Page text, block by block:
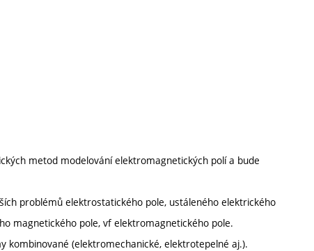
metod modelování elektromagnetických polí a bude
problémů elektrostatického pole, ustáleného elektrického
magnetického pole, vf elektromagnetického pole.
kombinované (elektromechanické, elektrotepelné aj.).